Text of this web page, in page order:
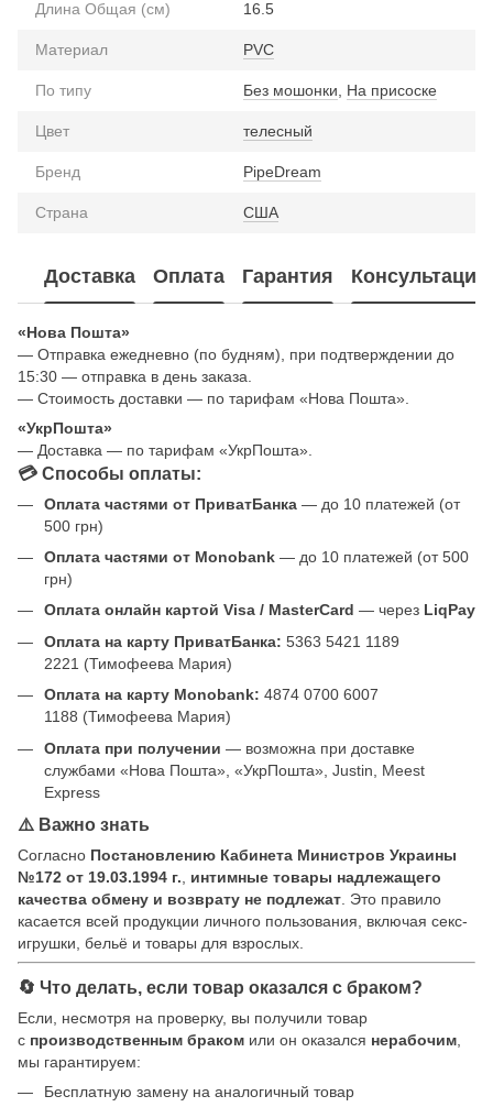
Длина Общая (см) 16.5
Материал PVC
По типу Без мошонки На присоске
Цвет телесный
Бренд PipeDream
Страна США
Доставка Оплата Гарантия Консультация
«Нова Пошта»
— Отправка ежедневно (по будням), при подтверждении до
15:30 — отправка в день заказа.
— Стоимость доставки — по тарифам «Нова Пошта».
«УкрПошта»
— Доставка — по тарифам «УкрПошта».
💳 Способы оплаты:
Оплата частями от ПриватБанка — до 10 платежей (от
500 грн)
Оплата частями от Monobank — до 10 платежей (от 500
грн)
Оплата онлайн картой Visa / MasterCard — через LiqPay
Оплата на карту ПриватБанка: 5363 5421 1189
2221 (Тимофеева Мария)
Оплата на карту Monobank: 4874 0700 6007
1188 (Тимофеева Мария)
Оплата при получении — возможна при доставке
службами «Нова Пошта», «УкрПошта», Justin, Meest
Express
⚠️ Важно знать
Согласно Постановлению Кабинета Министров Украины
№172 от 19.03.1994 г.
интимные товары надлежащего
качества обмену и возврату не подлежат . Это правило
касается всей продукции личного пользования, включая секс-
игрушки, бельё и товары для взрослых.
🔄 Что делать, если товар оказался с браком?
Если, несмотря на проверку, вы получили товар
с производственным браком или он оказался нерабочим
мы гарантируем:
Бесплатную замену на аналогичный товар